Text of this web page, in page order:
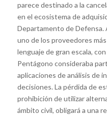
parece destinado a la
en el ecosistema de
Departamento de Defensa.
uno de los proveedores
lenguaje de gran escala,
Pentágono consideraba
aplicaciones de análisis de
decisiones. La pérdida de
prohibición de utilizar
ámbito civil, obligará a una